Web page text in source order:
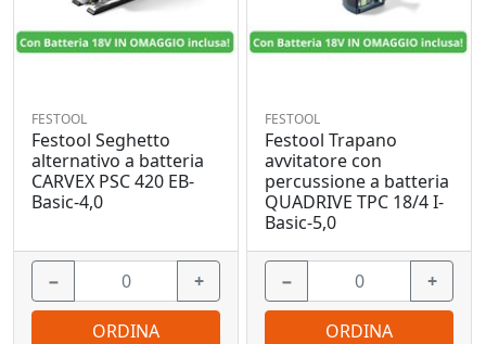
FESTOOL
Festool Seghetto
alternativo a batteria
CARVEX PSC 420 EB-
Basic-4,0
− +
ORDINA
FESTOOL
Festool Trapano
avvitatore con
percussione a batteria
QUADRIVE TPC 18/4 I-
Basic-5,0
− +
ORDINA